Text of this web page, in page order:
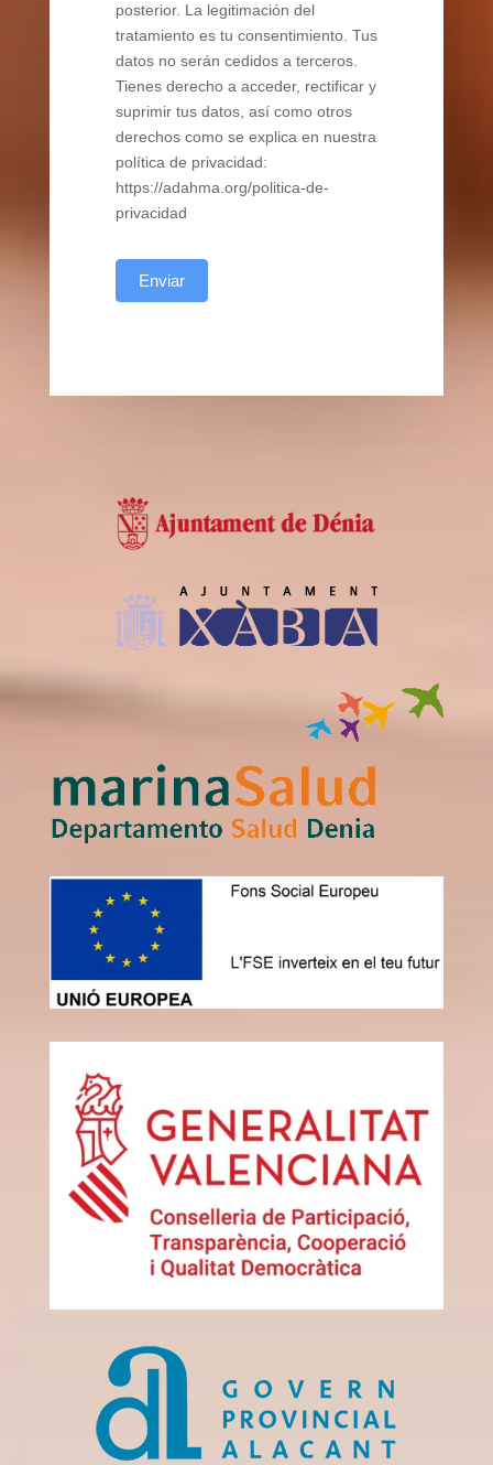
posterior. La legitimación del
tratamiento es tu consentimiento. Tus
datos no serán cedidos a terceros.
Tienes derecho a acceder, rectificar y
suprimir tus datos, así como otros
derechos como se explica en nuestra
política de privacidad:
https://adahma.org/politica-de-
privacidad
Enviar